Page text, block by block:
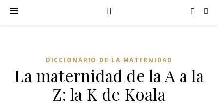
DICCIONARIO DE LA MATERNIDAD
La maternidad de la A a la
Z: la K de Koala